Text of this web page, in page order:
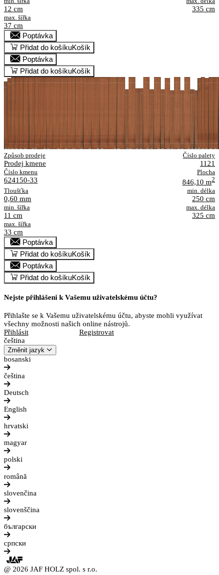
12 cm 335 cm
max. šířka
37 cm
Poptávka
Přidat do košíkuKošík
Poptávka
Přidat do košíkuKošík
Způsob prodeje
Prodej kmene
Číslo palety
1121
Číslo kmenu
624150-33
Plocha
846,10 m2
Tloušťka
0,60 mm
min. délka
250 cm
min. šířka
11 cm
max. délka
325 cm
max. šířka
33 cm
Poptávka
Přidat do košíkuKošík
Poptávka
Přidat do košíkuKošík
Nejste přihlášeni k Vašemu uživatelskému účtu?
Přihlašte se k Vašemu uživatelskému účtu, abyste mohli využívat
všechny možnosti našich online nástrojů.
Přihlásit
Registrovat
čeština
Změnit jazyk
bosanski
čeština
Deutsch
English
hrvatski
magyar
polski
română
slovenčina
slovenščina
български
српски
@ 2026 JAF HOLZ spol. s r.o.